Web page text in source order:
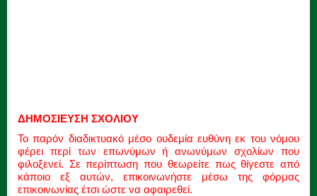
ΔΗΜΟΣΙΕΥΣΗ ΣΧΟΛΙΟΥ
Το παρόν διαδικτυακό μέσο ουδεμία ευθύνη εκ του νόμου
φέρει περί των επωνύμων ή ανωνύμων σχολίων που
φιλοξενεί. Σε περίπτωση που θεωρείτε πως θίγεστε από
κάποιο εξ αυτών, επικοινωνήστε μέσω της φόρμας
επικοινωνίας έτσι ώστε να αφαιρεθεί.